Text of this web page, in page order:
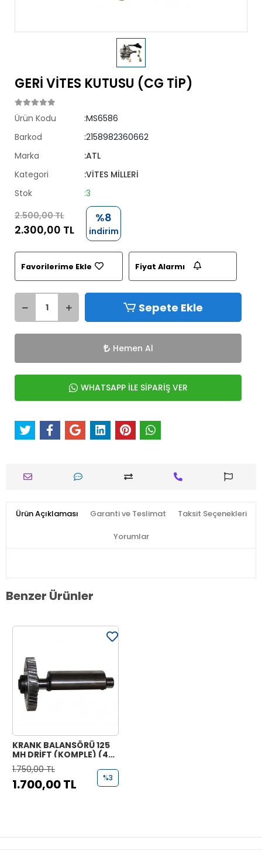
GERİ VİTES KUTUSU (CG TİP)
Ürün Kodu
:MS6586
Barkod
:2158982360662
Marka
:ATL
Kategori
:VİTES MİLLERİ
Stok
:3
2.500,00 TL
2.300,00 TL
%8
indirim
Favorilerime Ekle Fiyat Alarmı
Sepete Ekle
Hemen Al
WHATSAPP İLE SİPARİŞ VER
Ürün Açıklaması Garanti ve Teslimat Taksit Seçenekleri
Yorumlar
Benzer Ürünler
KRANK BALANSÖRÜ 125
MH DRİFT (KOMPLE) (43
T)
1.750,00 TL
1.700,00 TL %3